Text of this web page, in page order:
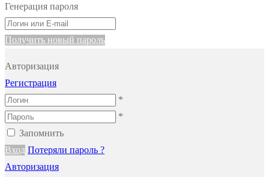
Генерация пароля
Получить новый пароль
Авторизация
Регистрация
*
*
Запомнить
Вход Потеряли пароль ?
Авторизация